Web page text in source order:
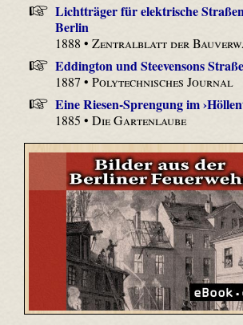
Lichtträger für elektrische
Berlin
1888 •Zentralblatt der
Eddington und Steevensons
1887 •Polytechnisches Journal
Eine Riesen-Sprengung im
1885 •Die Gartenlaube